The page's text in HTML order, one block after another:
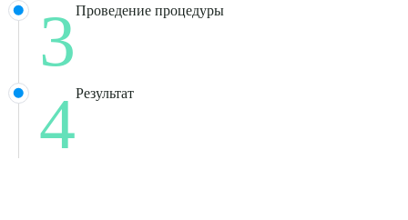
3Проведение процедуры
4Результат